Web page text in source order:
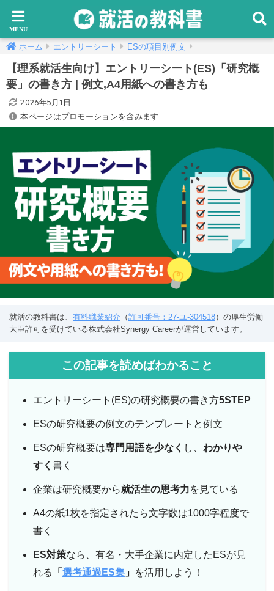
ホーム エントリーシート ESの項目別例文
【理系就活生向け】エントリーシート(ES)「研究概
要」の書き方 | 例文,A4用紙への書き方も
2026年5月1日
本ページはプロモーションを含みます
就活の教科書は、 有料職業紹介 （許可番号：27-ユ-304518）の厚生労働
大臣許可を受けている株式会社Synergy Careerが運営しています。
この記事を読めばわかること
エントリーシート(ES)の研究概要の書き方5STEP
ESの研究概要の例文のテンプレートと例文
ESの研究概要は専門用語を少なく し、 わかりや
すく 書く
企業は研究概要から就活生の思考力を見ている
A4の紙1枚を指定されたら文字数は1000字程度で
書く
ES対策なら、有名・大手企業に内定したESが見
れる
「 選考通過ES集 」 を活用しよう！